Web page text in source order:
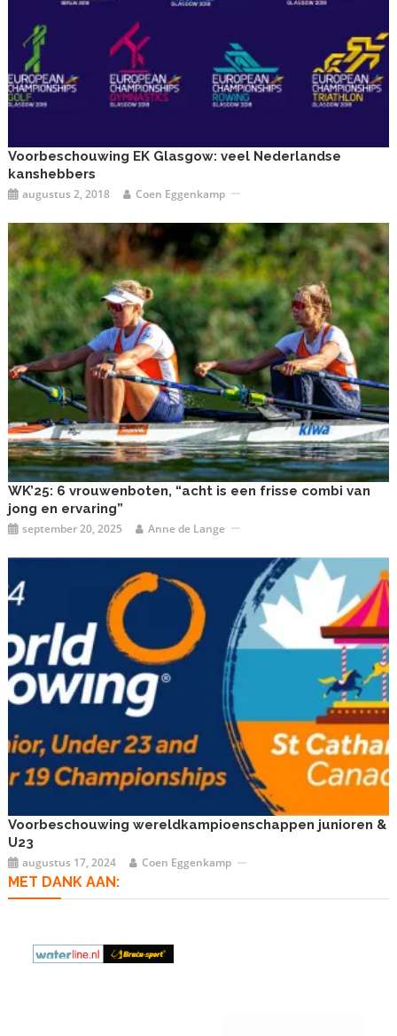
Voorbeschouwing EK Glasgow: veel Nederlandse
kanshebbers
augustus 2, 2018 Coen Eggenkamp
WK’25: 6 vrouwenboten, “acht is een frisse combi van
jong en ervaring”
september 20, 2025 Anne de Lange
Voorbeschouwing wereldkampioenschappen junioren &
U23
augustus 17, 2024 Coen Eggenkamp
MET DANK AAN: